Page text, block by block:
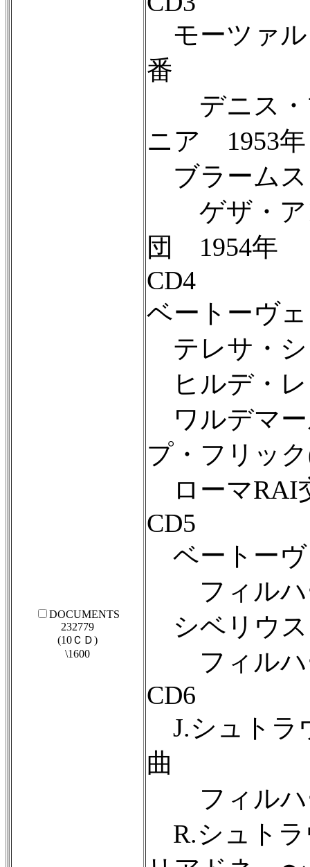
DOCUMENTS
232779
(10ＣＤ)
\1600
モーツァル
番
デニス・
ニア 1953年
ブラームス
ゲザ・ア
団 1954年
CD4
ベートーヴ
テレサ・シ
ヒルデ・
ワルデマ
プ・フリッ
ローマRAI
CD5
ベートーヴ
フィルハ
シベリウス
フィルハ
CD6
J.シュトラ
曲
フィルハ
R.シュトラ